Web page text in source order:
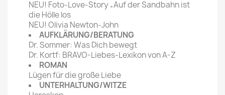
NEU! Foto-Love-Story „Auf der Sandbahn ist
die Hölle los
NEU! Olivia Newton-John
AUFKLÄRUNG/BERATUNG
Dr. Sommer: Was Dich bewegt
Dr. Kortf: BRAVO-Liebes-Lexikon von A-Z
ROMAN
Lügen für die große Liebe
UNTERHALTUNG/WITZE